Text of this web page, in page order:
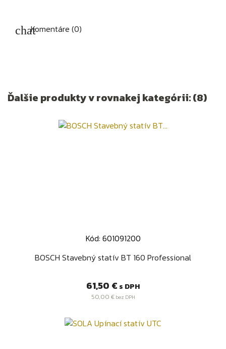
Komentáre (0)
Ďalšie produkty v rovnakej kategórii: (8)
Kód: 601091200
BOSCH Stavebný statív BT 160 Professional
Cena
61,50 € s DPH
50,00 €bez DPH